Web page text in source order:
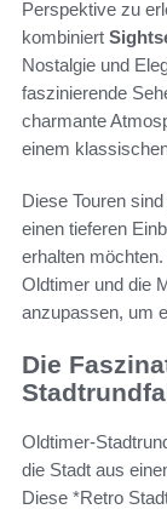
Perspektive zu
kombiniert
Nostalgie und
faszinierende
charmante
einem
Diese Touren
einen tieferen
erhalten
Oldtimer und die
anzupassen, um
Die
Oldtimer-
die Stadt aus
Diese *Retro